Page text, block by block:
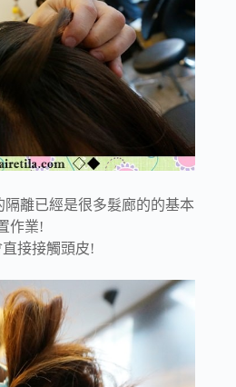
隔離已經是很多髮廊的的基本
作業!
接接觸頭皮!